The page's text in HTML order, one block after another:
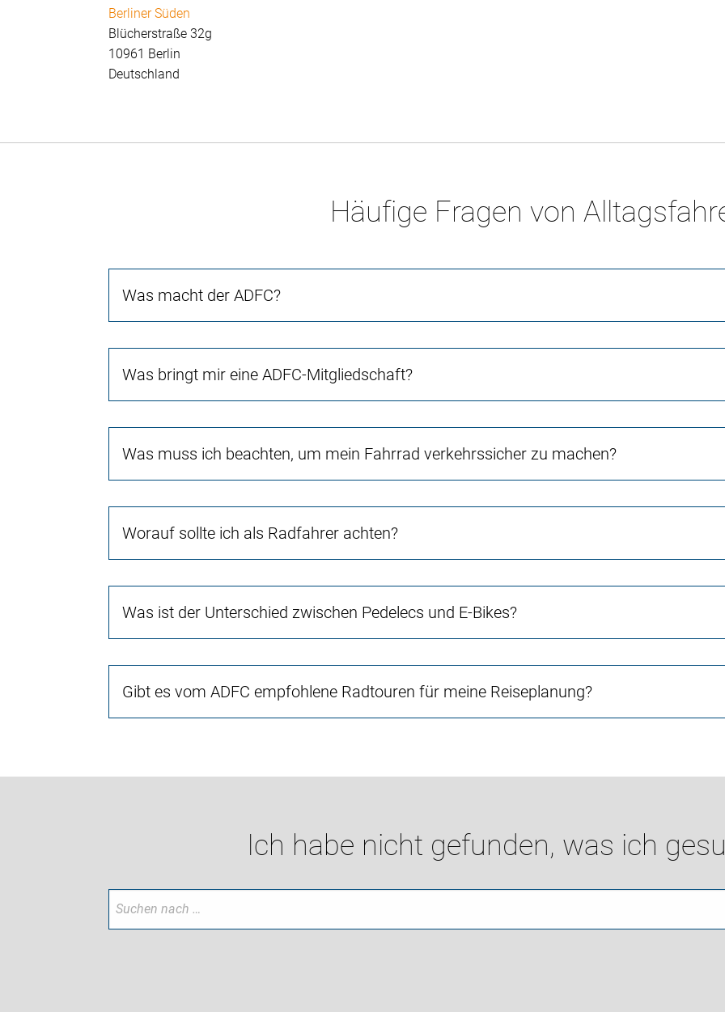
Berliner Süden
Blücherstraße 32g
10961 Berlin
Deutschland
Häufige Fragen von
Was macht der ADFC?
Was bringt mir eine ADFC-Mitgliedschaft?
Was muss ich beachten, um mein Fahrrad verkehrssicher zu machen?
Worauf sollte ich als Radfahrer achten?
Was ist der Unterschied zwischen Pedelecs und E-Bikes?
Gibt es vom ADFC empfohlene Radtouren für meine Reiseplanung?
Ich habe nicht gefunden, was ich